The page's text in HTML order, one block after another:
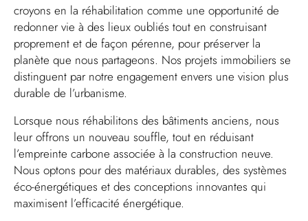
croyons en la réhabilitation comme une opportunité de
redonner vie à des lieux oubliés tout en construisant
proprement et de façon pérenne, pour préserver la
planète que nous partageons. Nos projets immobiliers se
distinguent par notre engagement envers une vision plus
durable de l’urbanisme.
Lorsque nous réhabilitons des bâtiments anciens, nous
leur offrons un nouveau souffle, tout en réduisant
l’empreinte carbone associée à la construction neuve.
Nous optons pour des matériaux durables, des systèmes
éco-énergétiques et des conceptions innovantes qui
maximisent l’efficacité énergétique.